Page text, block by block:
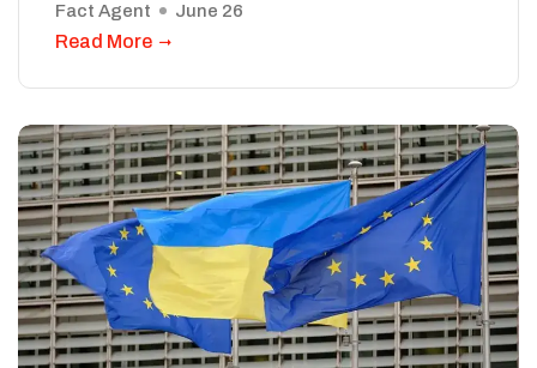
Fact Agent June 26
Read More